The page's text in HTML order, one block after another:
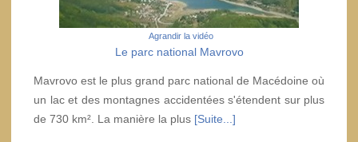
Agrandir la vidéo
Le parc national Mavrovo
Mavrovo est le plus grand parc national de Macédoine où
un lac et des montagnes accidentées s'étendent sur plus
de 730 km². La manière la plus [Suite...]